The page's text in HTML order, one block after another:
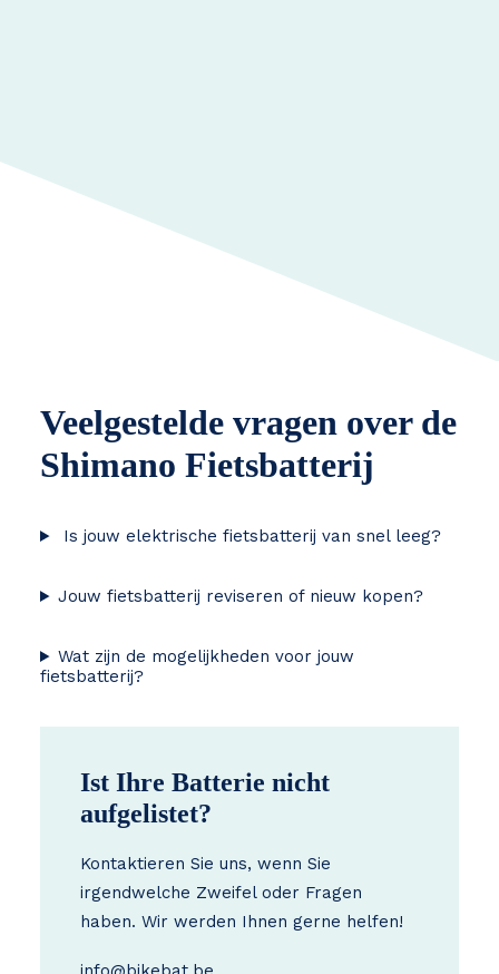
Veelgestelde vragen over de
Shimano Fietsbatterij
Is jouw elektrische fietsbatterij van snel leeg?
Jouw fietsbatterij reviseren of nieuw kopen?
Wat zijn de mogelijkheden voor jouw
fietsbatterij?
Ist Ihre Batterie nicht
aufgelistet?
Kontaktieren Sie uns, wenn Sie
irgendwelche Zweifel oder Fragen
haben. Wir werden Ihnen gerne helfen!